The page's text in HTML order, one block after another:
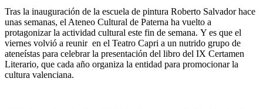
Tras la inauguración de la escuela de pintura Roberto Salvador hace
unas semanas, el Ateneo Cultural de Paterna ha vuelto a
protagonizar la actividad cultural este fin de semana. Y es que el
viernes volvió a reunir en el Teatro Capri a un nutrido grupo de
ateneístas para celebrar la presentación del libro del IX Certamen
Literario, que cada año organiza la entidad para promocionar la
cultura valenciana.